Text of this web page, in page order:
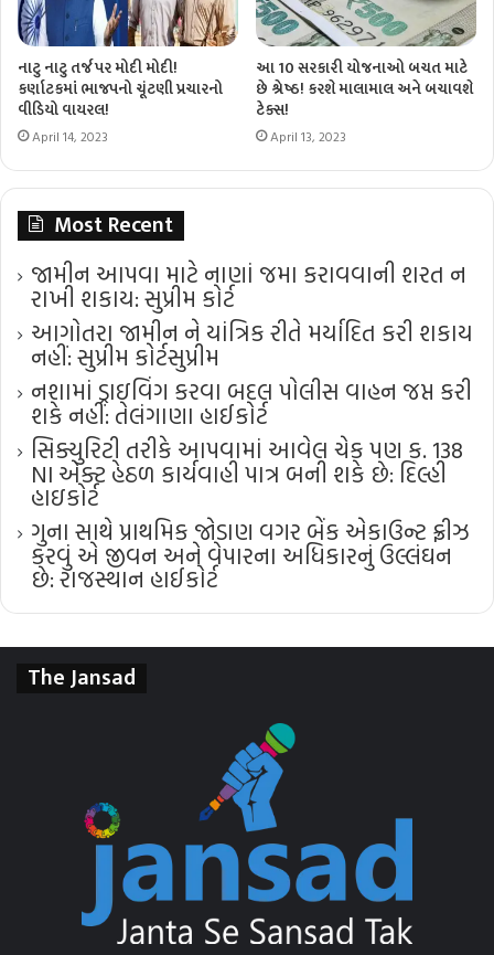
નાટુ નાટુ તર્જ પર મોદી મોદી!
કર્ણાટકમાં ભાજપનો ચૂંટણી પ્રચારનો
વીડિયો વાયરલ!
April 14, 2023
આ 10 સરકારી યોજનાઓ બચત માટે
છે શ્રેષ્ઠ! કરશે માલામાલ અને બચાવશે
ટેક્સ!
April 13, 2023
Most Recent
જામીન આપવા માટે નાણાં જમા કરાવવાની શરત ન
રાખી શકાય: સુપ્રીમ કોર્ટ
આગોતરા જામીન ને યાંત્રિક રીતે મર્યાદિત કરી શકાય
નહીં: સુપ્રીમ કોર્ટ​સુપ્રીમ
નશામાં ડ્રાઇવિંગ કરવા બદલ પોલીસ વાહન જપ્ત કરી
શકે નહીં: તેલંગાણા હાઈકોર્ટ
સિક્યુરિટી તરીકે આપવામાં આવેલ ચેક પણ ક. 138
NI એક્ટ હેઠળ કાર્યવાહી પાત્ર બની શકે છે: દિલ્હી
હાઇકોર્ટ
ગુના સાથે પ્રાથમિક જોડાણ વગર બેંક એકાઉન્ટ ફ્રીઝ
કરવું એ જીવન અને વેપારના અધિકારનું ઉલ્લંઘન
છે: રાજસ્થાન હાઈકોર્ટ
The Jansad